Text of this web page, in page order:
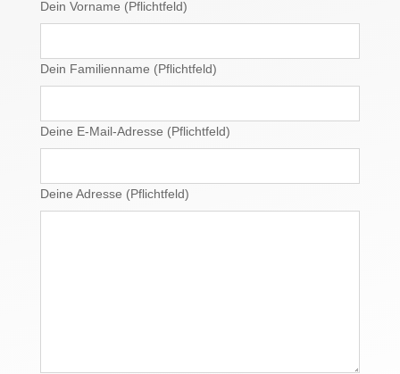
Dein Vorname (Pflichtfeld)
Dein Familienname (Pflichtfeld)
Deine E-Mail-Adresse (Pflichtfeld)
Deine Adresse (Pflichtfeld)